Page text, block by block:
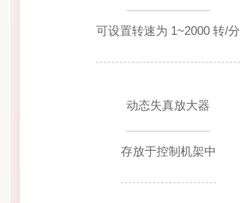
可设置转速为 1~2000 转/分
动态失真放大器
存放于控制机架中